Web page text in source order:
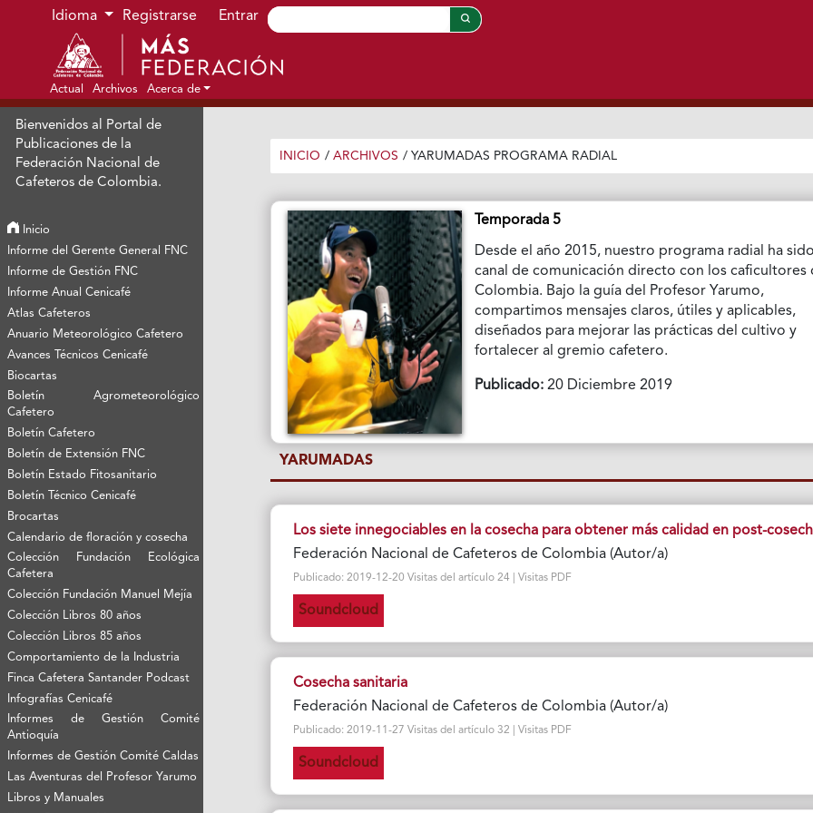
Ir al menú de navegación principal
Ir al contenido principal
Ir al pie de página del sitio
Idioma Registrarse Entrar
Actual Archivos Acerca de
Bienvenidos al Portal de
Publicaciones de la
Federación Nacional de
Cafeteros de Colombia.
Inicio
Informe del Gerente General FNC
Informe de Gestión FNC
Informe Anual Cenicafé
Atlas Cafeteros
Anuario Meteorológico Cafetero
Avances Técnicos Cenicafé
Biocartas
Boletín Agrometeorológico
Cafetero
Boletín Cafetero
Boletín de Extensión FNC
Boletín Estado Fitosanitario
Boletín Técnico Cenicafé
Brocartas
Calendario de floración y cosecha
Colección Fundación Ecológica
Cafetera
Colección Fundación Manuel Mejía
Colección Libros 80 años
Colección Libros 85 años
Comportamiento de la Industria
Finca Cafetera Santander Podcast
Infografías Cenicafé
Informes de Gestión Comité
Antioquía
Informes de Gestión Comité Caldas
Las Aventuras del Profesor Yarumo
Libros y Manuales
INICIO / ARCHIVOS / YARUMADAS PROGRAMA RADIAL
Temporada 5
Desde el año 2015, nuestro programa radial ha
canal de comunicación directo con los caficultores
Colombia. Bajo la guía del Profesor Yarumo,
compartimos mensajes claros, útiles y aplicables,
diseñados para mejorar las prácticas del cultivo y
fortalecer al gremio cafetero.
Publicado: 20 Diciembre 2019
YARUMADAS
Los siete innegociables en la cosecha para obtener más calidad en post-
Federación Nacional de Cafeteros de Colombia (Autor/a)
Publicado: 2019-12-20 Visitas del artículo 24 | Visitas PDF
Soundcloud
Cosecha sanitaria
Federación Nacional de Cafeteros de Colombia (Autor/a)
Publicado: 2019-11-27 Visitas del artículo 32 | Visitas PDF
Soundcloud